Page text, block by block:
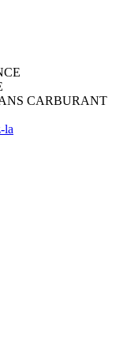
CARBURANT
la